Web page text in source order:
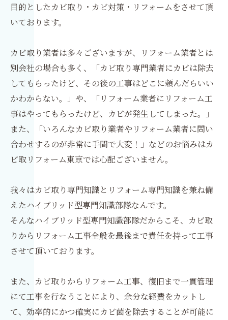
目的としたカビ取り・カビ対策・リフォームをさせて頂
いております。
カビ取り業者は多々ございますが、リフォーム業者とは
別会社の場合も多く、「カビ取り専門業者にカビは除去
してもらったけど、その後の工事はどこに頼んだらいい
かわからない。」や、「リフォーム業者にリフォーム工
事はやってもらったけど、カビが発生してしまった。」
また、「いろんなカビ取り業者やリフォーム業者に問い
合わせするのが非常に手間で大変！」などのお悩みはカ
ビ取リフォーム東京では心配ございません。
我々はカビ取り専門知識とリフォーム専門知識を兼ね備
えたハイブリッド型専門知識部隊なんです。
そんなハイブリッド型専門知識部隊だからこそ、カビ取
りからリフォーム工事全般を最後まで責任を持って工事
させて頂いております。
また、カビ取りからリフォーム工事、復旧まで一貫管理
にて工事を行なうことにより、余分な経費をカットし
て、効率的にかつ確実にカビ菌を除去することが可能に